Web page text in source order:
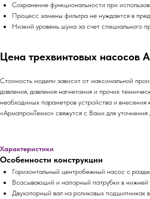
Сохранение функциональности при
Процесс замены фильтра не нуждается в
Низкий уровень шума за счет специального
Цена трехвинтовых насосов
Стоимость модели зависит от максимальной
давления, давления нагнетания и прочих
необходимых параметров устройства и
«АрмапромТехно» свяжутся с Вами для уточнения
Характеристики
Особенности конструкции​
Горизонтальный центробежный насос с
Всасывающий и напорный патрубки в нижней
Двухопорный вал на роликовых подшипниках